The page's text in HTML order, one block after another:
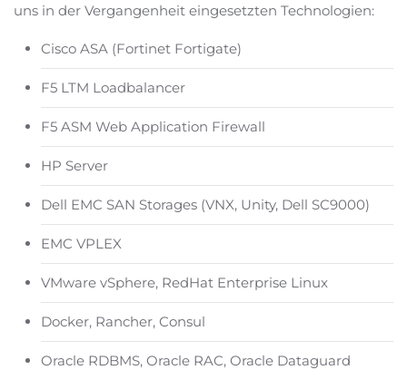
uns in der Vergangenheit eingesetzten Technologien:
Cisco ASA (Fortinet Fortigate)
F5 LTM Loadbalancer
F5 ASM Web Application Firewall
HP Server
Dell EMC SAN Storages (VNX, Unity, Dell SC9000)
EMC VPLEX
VMware vSphere, RedHat Enterprise Linux
Docker, Rancher, Consul
Oracle RDBMS, Oracle RAC, Oracle Dataguard